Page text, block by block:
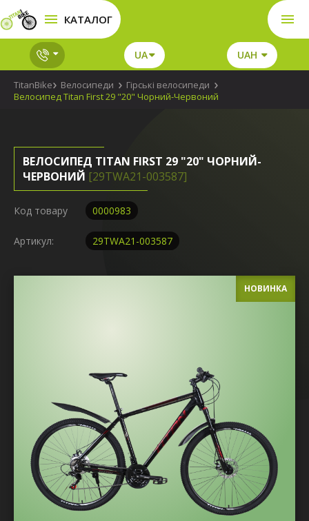
КАТАЛОГ
UA UAH
TitanBike Велосипеди
Гірські велосипеди
Велосипед Titan First 29 "20" Чорний-Червоний
ВЕЛОСИПЕД TITAN FIRST 29 "20" ЧОРНИЙ-
ЧЕРВОНИЙ [29TWA21-003587]
Код товару 0000983
Артикул: 29TWA21-003587
НОВИНКА